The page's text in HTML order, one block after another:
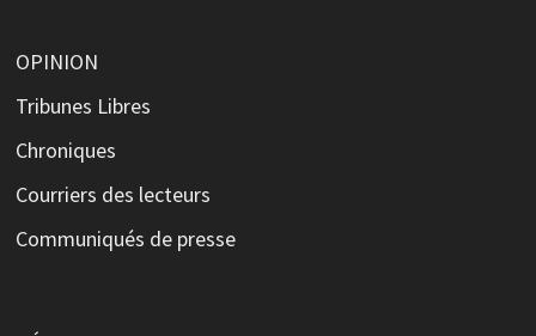
OPINION
Tribunes Libres
Chroniques
Courriers des lecteurs
Communiqués de presse